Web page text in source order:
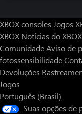
XBOX consoles Jogos
XBOX Notícias do XBOX
ComunidadeAviso de
fotossensibilidade
Devoluções
Jogos
Português (Brasil)
Suas opções de